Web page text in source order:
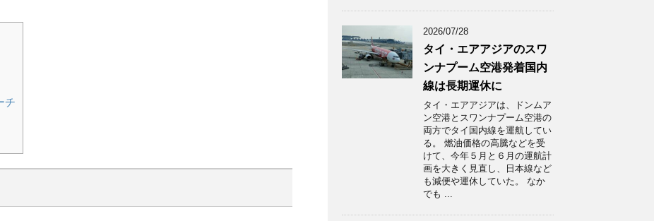
チ
2026/07/28
タイ・エアアジアのスワ
ンナプーム空港発着国内
線は長期運休に
タイ・エアアジアは、ドンムア
ン空港とスワンナプーム空港の
両方でタイ国内線を運航してい
る。 燃油価格の高騰などを受
けて、今年５月と６月の運航計
画を大きく見直し、日本線など
も減便や運休していた。 なか
でも ...